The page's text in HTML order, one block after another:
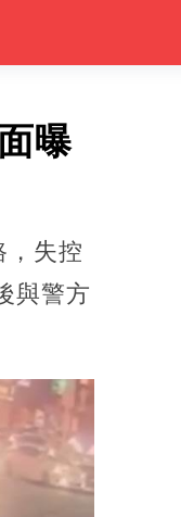
曝
，失控
與警方